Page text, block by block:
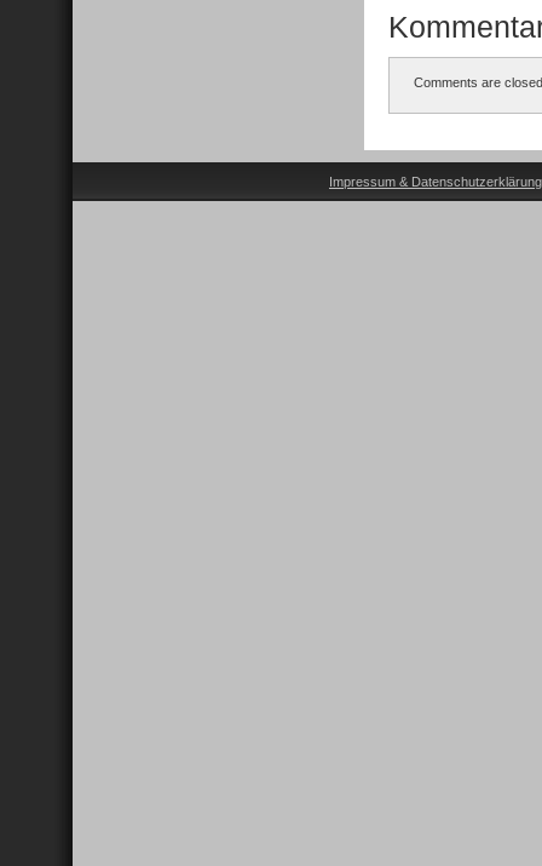
Comments are
Impressum & Datenschutzerklärung